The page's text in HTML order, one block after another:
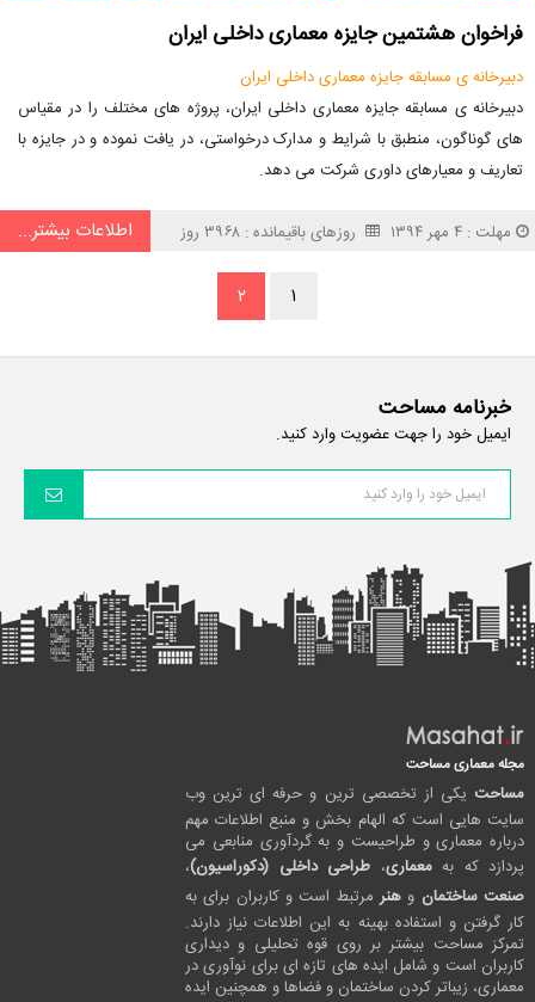
فراخوان هشتمین جایزه معماری داخلی ایران
دبیرخانه ی مسابقه جایزه معماری داخلی ایران
دبیرخانه ی مسابقه جایزه معماری داخلی ایران، پروژه های مختلف را در مقیاس
های گوناگون، منطبق با شرایط و مدارک درخواستی، در یافت نموده و در جایزه با
تعاریف و معیارهای داوری شرکت می دهد.
مهلت : ۴ مهر ۱۳۹۴ روزهای باقیمانده : ۳۹۶۸ روز اطلاعات بیشتر...
۱ ۲
خبرنامه مساحت
ایمیل خود را جهت عضویت وارد کنید.
مجله معماری مساحت
مساحت یکی از تخصصی ترین و حرفه ای ترین وب
سایت هایی است که الهام بخش و منبع اطلاعات مهم
درباره معماری و طراحیست و به گردآوری منابعی می
پردازد که بهمعماری، طراحی داخلی (دکوراسیون)،
صنعت ساختمان و هنرمرتبط است و کاربران برای به
کار گرفتن و استفاده بهینه به این اطلاعات نیاز دارند.
تمرکز مساحت بیشتر بر روی قوه تحلیلی و دیداری
کاربران است و شامل ایده های تازه ای برای نوآوری در
معماری، زیباتر کردن ساختمان و فضاها و همچنین ایده